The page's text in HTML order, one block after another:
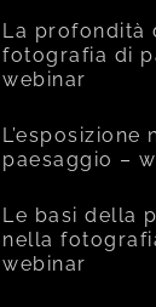
La profondità
fotografia di
webinar
paesaggio –
Le basi della
nella
webinar